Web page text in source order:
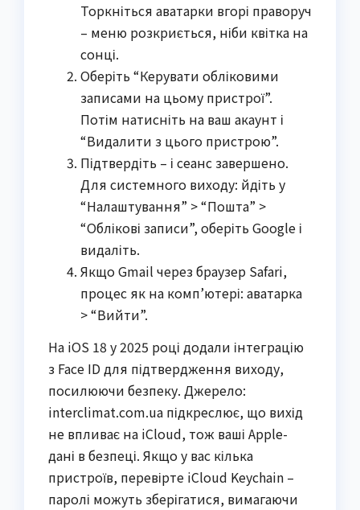
Торкніться аватарки вгорі праворуч
– меню розкриється, ніби квітка на
сонці.
Оберіть “Керувати обліковими
записами на цьому пристрої”.
Потім натисніть на ваш акаунт і
“Видалити з цього пристрою”.
Підтвердіть – і сеанс завершено.
Для системного виходу: йдіть у
“Налаштування” > “Пошта” >
“Облікові записи”, оберіть Google і
видаліть.
Якщо Gmail через браузер Safari,
процес як на комп’ютері: аватарка
> “Вийти”.
На iOS 18 у 2025 році додали інтеграцію
з Face ID для підтвердження виходу,
посилюючи безпеку. Джерело:
interclimat.com.ua підкреслює, що вихід
не впливає на iCloud, тож ваші Apple-
дані в безпеці. Якщо у вас кілька
пристроїв, перевірте iCloud Keychain –
паролі можуть зберігатися, вимагаючи